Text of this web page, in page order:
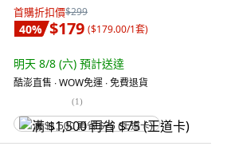
首購折扣價$299
40% $179 ($179.00/1套)
明天 8/8 (六) 預計送達
酷澎直售 ∙ WOW免運 ∙ 免費退貨
(1)
满 $1,500 再省 $75 (王道卡)